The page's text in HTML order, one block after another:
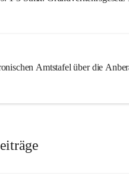
Amtstafel über die